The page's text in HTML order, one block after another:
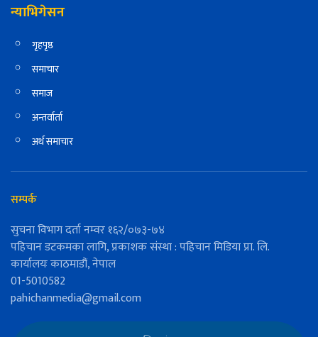
न्याभिगेसन
गृहपृष्ठ
समाचार
समाज
अन्तर्वार्ता
अर्थ समाचार
सम्पर्क
सुचना विभाग दर्ता नम्वर १६२/०७३-७४
पहिचान डटकमका लागि, प्रकाशक संस्था : पहिचान मिडिया प्रा. लि.
कार्यालयः काठमाडौं, नेपाल
01-5010582
pahichanmedia@gmail.com